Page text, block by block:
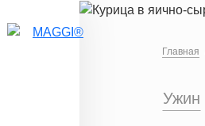
Перейти к основному содержанию
Главная
Ужин